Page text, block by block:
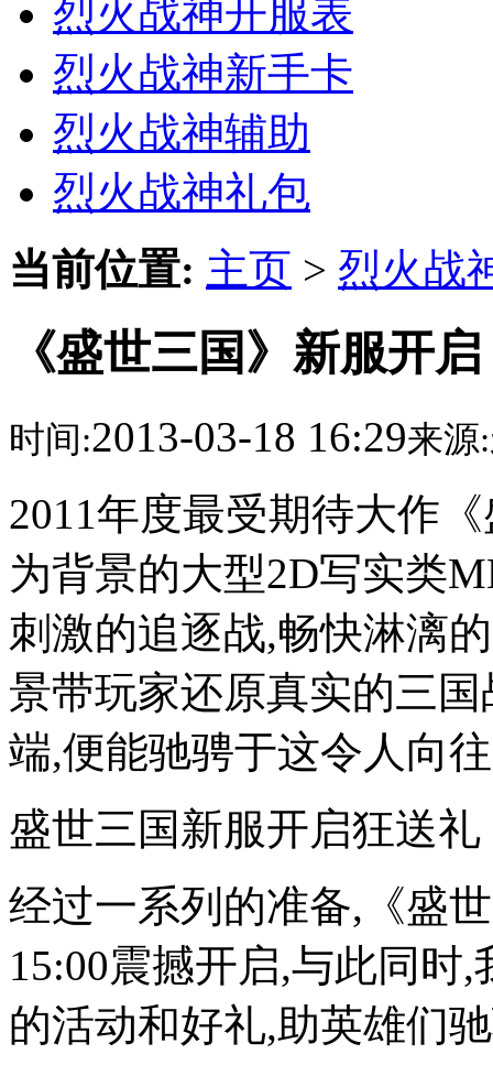
烈火战神开服表
烈火战神新手卡
烈火战神辅助
烈火战神礼包
当前位置: 主页 > 烈火战
《盛世三国》新服开
时间:2013-03-18 16:29来源:
2011年度最受期待大作
为背景的大型2D写实类
刺激的追逐战,畅快淋漓
景带玩家还原真实的三
端,便能驰骋于这令人向
盛世三国新服开启狂送礼
经过一系列的准备,《盛
15:00震撼开启,与此同时
的活动和好礼,助英雄们